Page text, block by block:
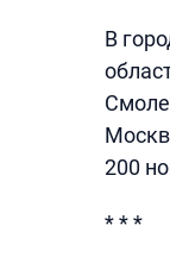
В
200
* * *